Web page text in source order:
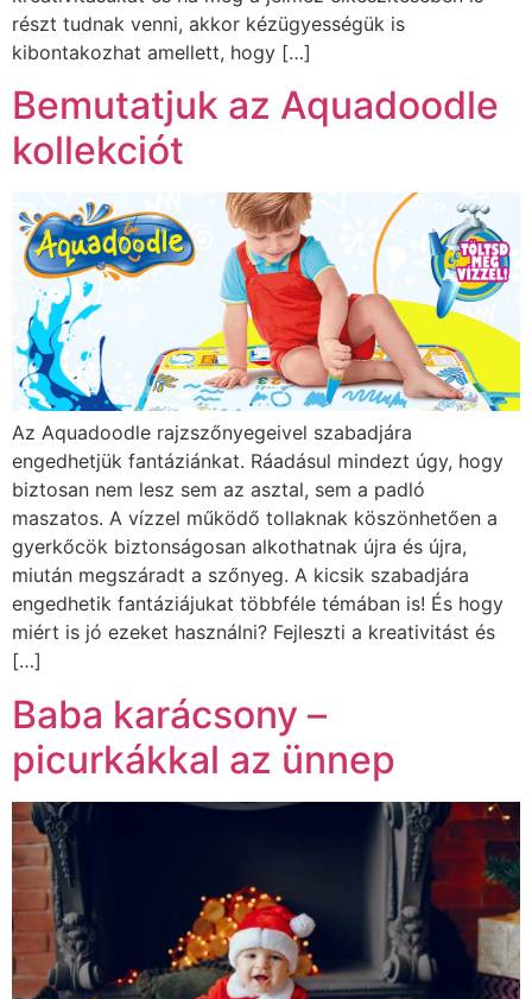
részt tudnak venni, akkor kézügyességük is
kibontakozhat amellett, hogy […]
Bemutatjuk az Aquadoodle
kollekciót
Az Aquadoodle rajzszőnyegeivel szabadjára
engedhetjük fantáziánkat. Ráadásul mindezt úgy, hogy
biztosan nem lesz sem az asztal, sem a padló
maszatos. A vízzel működő tollaknak köszönhetően a
gyerkőcök biztonságosan alkothatnak újra és újra,
miután megszáradt a szőnyeg. A kicsik szabadjára
engedhetik fantáziájukat többféle témában is! És hogy
miért is jó ezeket használni? Fejleszti a kreativitást és
[…]
Baba karácsony –
picurkákkal az ünnep